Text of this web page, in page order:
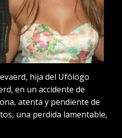
hija del Ufólogo
en un accidente de
atenta y pendiente de
una perdida lamentable,